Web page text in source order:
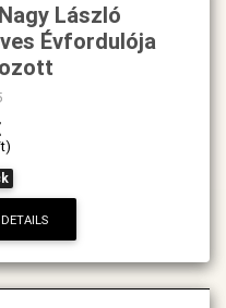
László
Évfordulója
DETAILS